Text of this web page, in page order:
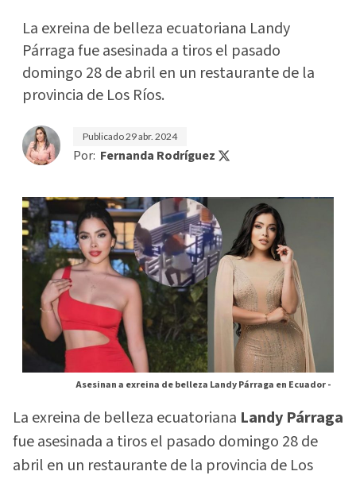
La exreina de belleza ecuatoriana Landy
Párraga fue asesinada a tiros el pasado
domingo 28 de abril en un restaurante de la
provincia de Los Ríos.
Publicado29 abr. 2024
Por: Fernanda Rodríguez
Asesinan a exreina de belleza Landy Párraga en Ecuador -
La exreina de belleza ecuatoriana Landy Párraga
fue asesinada a tiros el pasado domingo 28 de
abril en un restaurante de la provincia de Los